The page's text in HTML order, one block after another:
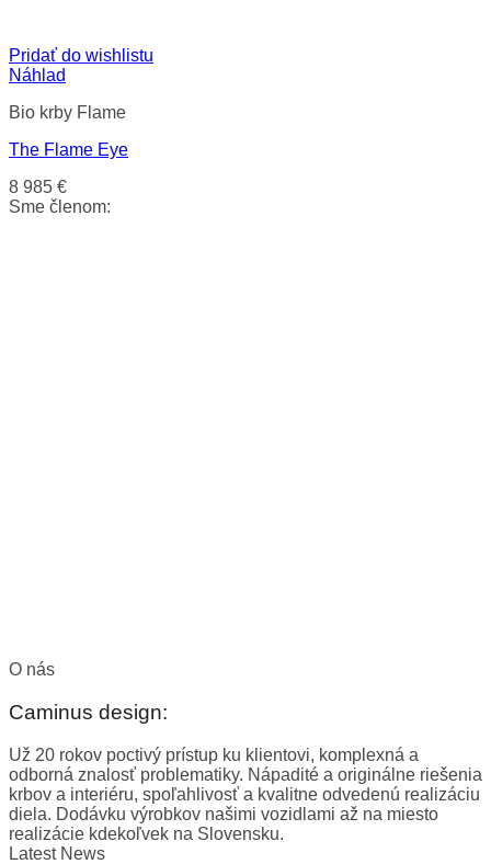
Pridať do wishlistu
Náhlad
Bio krby Flame
The Flame Eye
8 985 €
Sme členom:
O nás
Caminus design:
Už 20 rokov poctivý prístup ku klientovi, komplexná a
odborná znalosť problematiky. Nápadité a originálne riešenia
krbov a interiéru, spoľahlivosť a kvalitne odvedenú realizáciu
diela. Dodávku výrobkov našimi vozidlami až na miesto
realizácie kdekoľvek na Slovensku.
Latest News